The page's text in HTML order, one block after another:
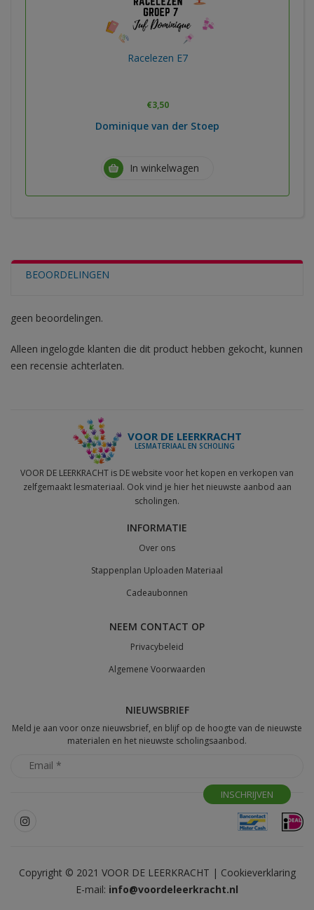
Racelezen E7
€3,50
Dominique van der Stoep
In winkelwagen
BEOORDELINGEN
geen beoordelingen.
Alleen ingelogde klanten die dit product hebben gekocht, kunnen
een recensie achterlaten.
VOOR DE LEERKRACHT
LESMATERIAAL EN SCHOLING
VOOR DE LEERKRACHT is DE website voor het kopen en verkopen van
zelfgemaakt lesmateriaal. Ook vind je hier het nieuwste aanbod aan
scholingen.
INFORMATIE
Over ons
Stappenplan Uploaden Materiaal
Cadeaubonnen
NEEM CONTACT OP
Privacybeleid
Algemene Voorwaarden
NIEUWSBRIEF
Meld je aan voor onze nieuwsbrief, en blijf op de hoogte van de nieuwste
materialen en het nieuwste scholingsaanbod.
Copyright © 2021 VOOR DE LEERKRACHT | Cookieverklaring
E-mail: info@voordeleerkracht.nl